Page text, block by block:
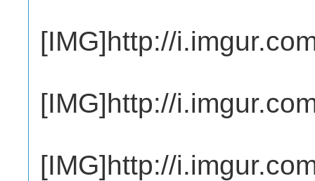
[IMG]http://
[IMG]http://
[IMG]http://